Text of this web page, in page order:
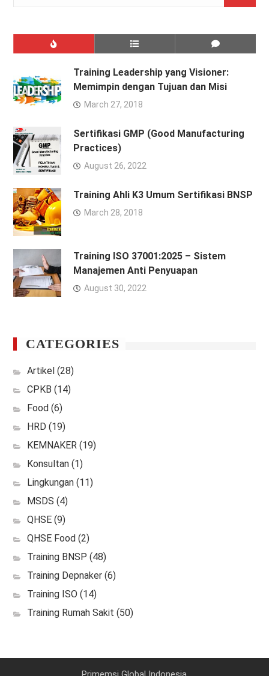
Training Leadership yang Visioner:
Memimpin dengan Tujuan dan Misi
March 27, 2018
Sertifikasi GMP (Good Manufacturing
Practices)
August 26, 2022
Training Ahli K3 Umum Sertifikasi BNSP
March 28, 2018
Training ISO 37001:2025 – Sistem
Manajemen Anti Penyuapan
August 30, 2022
CATEGORIES
Artikel(28)
CPKB (14)
Food(6)
HRD (19)
KEMNAKER (19)
Konsultan(1)
Lingkungan(11)
MSDS (4)
QHSE(9)
QHSE Food(2)
Training BNSP (48)
Training Depnaker(6)
Training ISO(14)
Training Rumah Sakit (50)